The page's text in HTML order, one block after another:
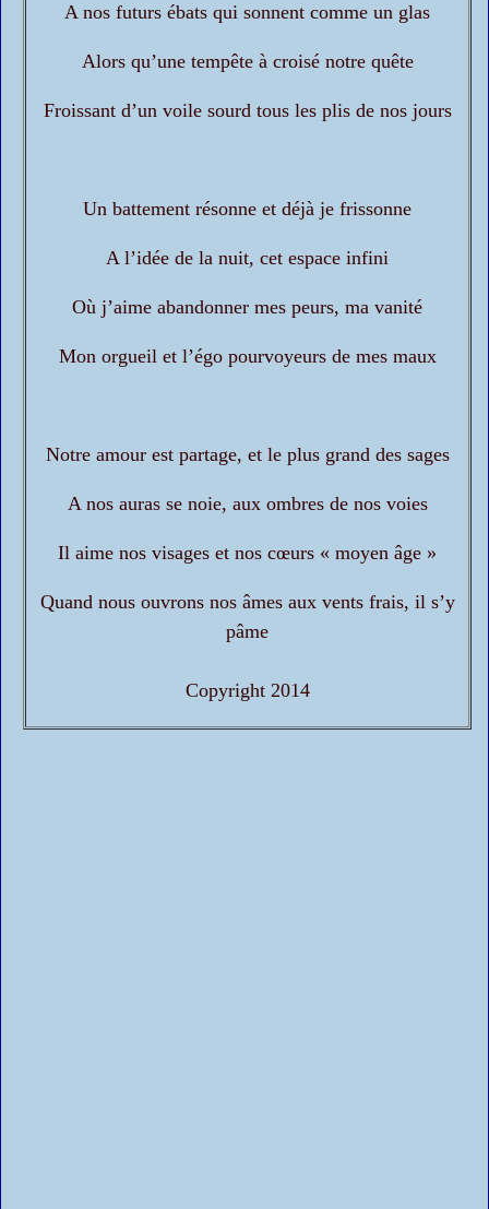
A nos futurs ébats qui sonnent comme un glas
Alors qu’une tempête à croisé notre quête
Froissant d’un voile sourd tous les plis de nos jours
Un battement résonne et déjà je frissonne
A l’idée de la nuit, cet espace infini
Où j’aime abandonner mes peurs, ma vanité
Mon orgueil et l’égo pourvoyeurs de mes maux
Notre amour est partage, et le plus grand des sages
A nos auras se noie, aux ombres de nos voies
Il aime nos visages et nos cœurs « moyen âge »
Quand nous ouvrons nos âmes aux vents frais, il s’y
pâme
Copyright 2014